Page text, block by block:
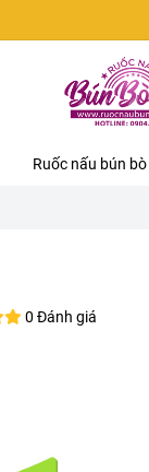
Ruốc nấu bún bò
0 Đánh giá